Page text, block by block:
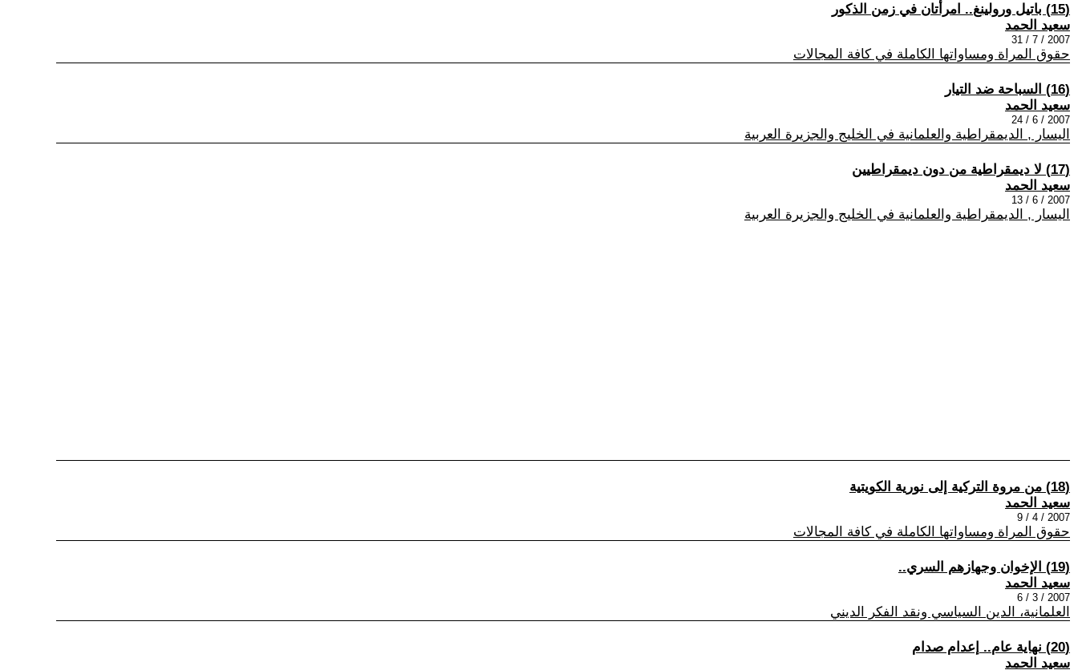
(15) باتيل ورولينغ‮.. ‬امرأتان في‮ ‬زمن الذكور
سعيد الحمد
2007 / 7 / 31
حقوق المراة ومساواتها الكاملة في كافة المجالات
(16) السباحة ضد التيار
سعيد الحمد
2007 / 6 / 24
اليسار , الديمقراطية والعلمانية في الخليج والجزيرة العربية
(17) لا ديمقراطية من دون ديمقراطيين
سعيد الحمد
2007 / 6 / 13
اليسار , الديمقراطية والعلمانية في الخليج والجزيرة العربية
(18) من مروة التركية إلى نورية الكويتية
سعيد الحمد
2007 / 4 / 9
حقوق المراة ومساواتها الكاملة في كافة المجالات
(19) الإخوان وجهازهم السري‮..
سعيد الحمد
2007 / 3 / 6
العلمانية، الدين السياسي ونقد الفكر الديني
(20) نهاية عام‮.. ‬إعدام صدام
سعيد الحمد